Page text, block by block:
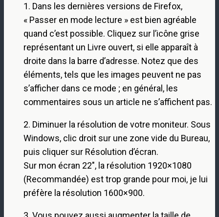
1. Dans les dernières versions de Firefox,
« Passer en mode lecture » est bien agréable
quand c’est possible. Cliquez sur l’icône grise
représentant un Livre ouvert, si elle apparaît à
droite dans la barre d’adresse. Notez que des
éléments, tels que les images peuvent ne pas
s’afficher dans ce mode ; en général, les
commentaires sous un article ne s’affichent pas.
2. Diminuer la résolution de votre moniteur. Sous
Windows, clic droit sur une zone vide du Bureau,
puis cliquer sur Résolution d’écran.
Sur mon écran 22″, la résolution 1920×1080
(Recommandée) est trop grande pour moi, je lui
préfère la résolution 1600×900.